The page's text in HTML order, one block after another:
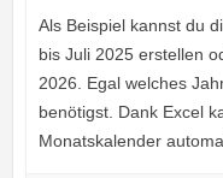
Als Beispiel kannst du
bis Juli 2025 erstellen
2026. Egal welches
benötigst. Dank Excel
Monatskalender